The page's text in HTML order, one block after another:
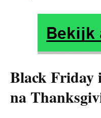
Black Friday
na